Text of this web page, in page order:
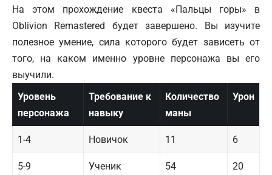
На этом прохождение квеста «Пальцы горы» в
Oblivion Remastered будет завершено. Вы изучите
полезное умение, сила которого будет зависеть от
того, на каком именно уровне персонажа вы его
выучили.
Уровень
персонажа
Требование к
навыку
Количество
маны
Урон
1-4 Новичок 11 6
5-9 Ученик 54 20